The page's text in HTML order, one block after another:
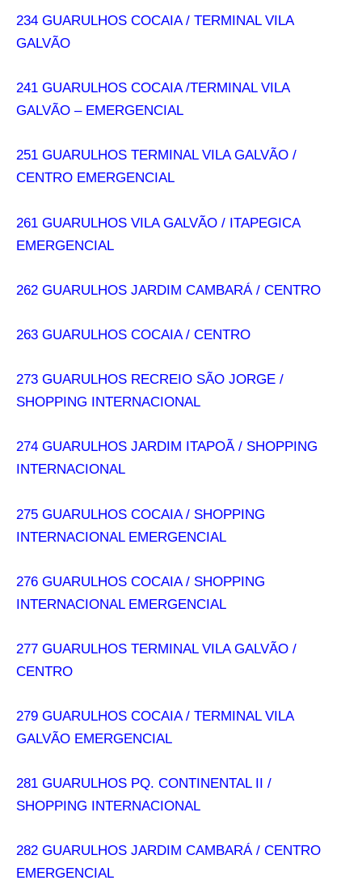
234 GUARULHOS COCAIA / TERMINAL VILA
GALVÃO
241 GUARULHOS COCAIA /TERMINAL VILA
GALVÃO – EMERGENCIAL
251 GUARULHOS TERMINAL VILA GALVÃO /
CENTRO EMERGENCIAL
261 GUARULHOS VILA GALVÃO / ITAPEGICA
EMERGENCIAL
262 GUARULHOS JARDIM CAMBARÁ / CENTRO
263 GUARULHOS COCAIA / CENTRO
273 GUARULHOS RECREIO SÃO JORGE /
SHOPPING INTERNACIONAL
274 GUARULHOS JARDIM ITAPOÃ / SHOPPING
INTERNACIONAL
275 GUARULHOS COCAIA / SHOPPING
INTERNACIONAL EMERGENCIAL
276 GUARULHOS COCAIA / SHOPPING
INTERNACIONAL EMERGENCIAL
277 GUARULHOS TERMINAL VILA GALVÃO /
CENTRO
279 GUARULHOS COCAIA / TERMINAL VILA
GALVÃO EMERGENCIAL
281 GUARULHOS PQ. CONTINENTAL II /
SHOPPING INTERNACIONAL
282 GUARULHOS JARDIM CAMBARÁ / CENTRO
EMERGENCIAL